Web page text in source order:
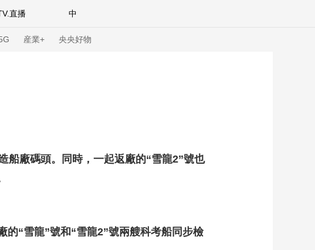
直播 中
産業+ 央央好物
網球 綜合體育 亞冬會
船廠碼頭。同時，一起返廠的“雪龍2”號也
的“雪龍”號和“雪龍2”號兩艘科考船同步檢